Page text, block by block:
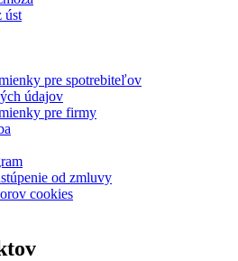
úst
pre spotrebiteľov
údajov
pre firmy
od zmluvy
cookies